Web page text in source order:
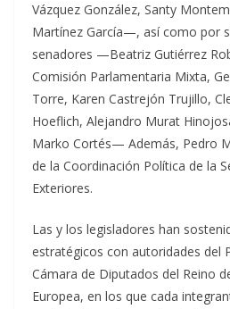
Vázquez González, Santy
Martínez García—, así como por
senadores —Beatriz Gutiérrez
Comisión Parlamentaria Mixta,
Torre, Karen Castrejón Trujillo,
Hoeflich, Alejandro Murat
Marko Cortés— Además, Pedro
de la Coordinación Política de la
Exteriores.
Las y los legisladores han
estratégicos con autoridades del
Cámara de Diputados del Reino
Europea, en los que cada